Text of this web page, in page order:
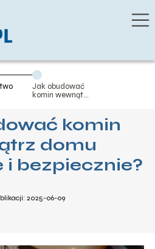
Jak obudować
komin wewnątrz
bezpiecznie?komin
domu
i bezpiecznie?
2025-06-09